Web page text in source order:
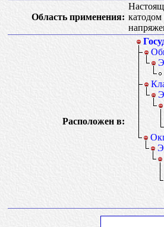
Область применения: катодом
Расположен в: